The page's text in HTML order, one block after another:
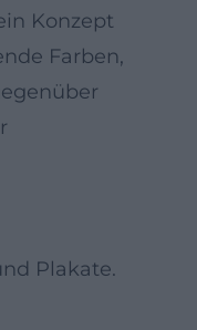
Konzept
Farben,
Plakate.